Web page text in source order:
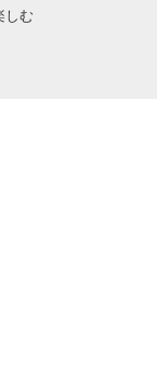
楽しむ